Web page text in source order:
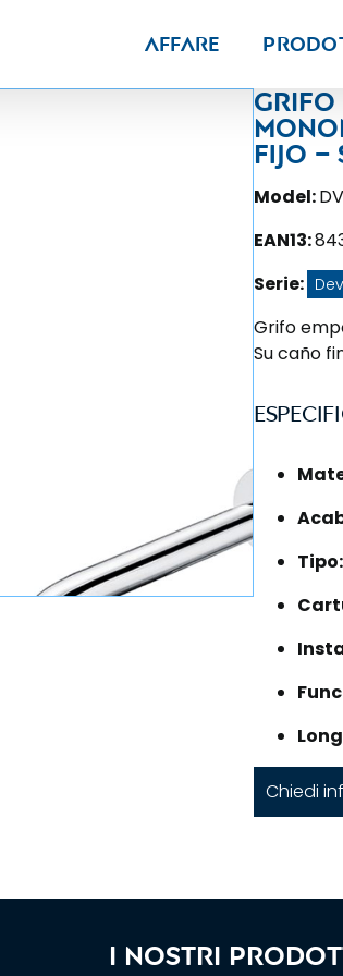
Affare
Grifo
fijo –
Model:
EAN13:
Serie:
Grifo
Su caño
Tipo:
Chiedi
I nostri